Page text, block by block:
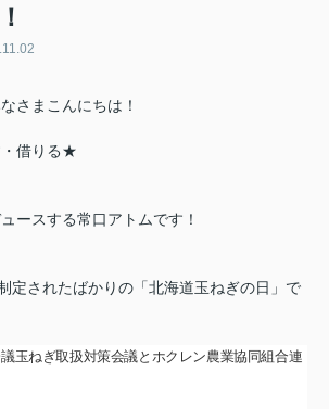
さまこんにちは！
借りる★
ースする常口アトムです！
定されたばかりの「北海道玉ねぎの日」で
玉ねぎ取扱対策会議とホクレン農業協同組合連